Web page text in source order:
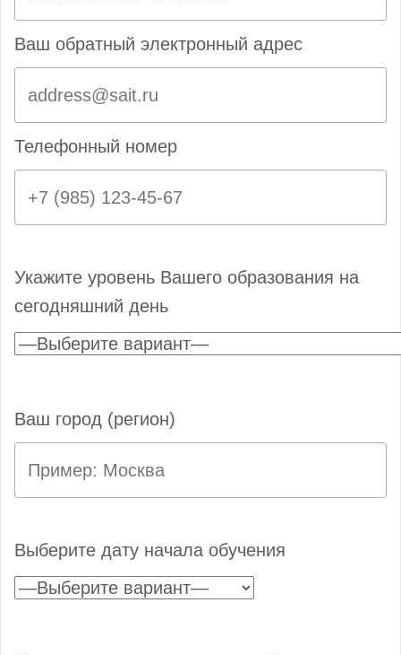
Ваш обратный электронный адрес
Телефонный номер
Укажите уровень Вашего образования на
сегодняшний день
Ваш город (регион)
Выберите дату начала обучения